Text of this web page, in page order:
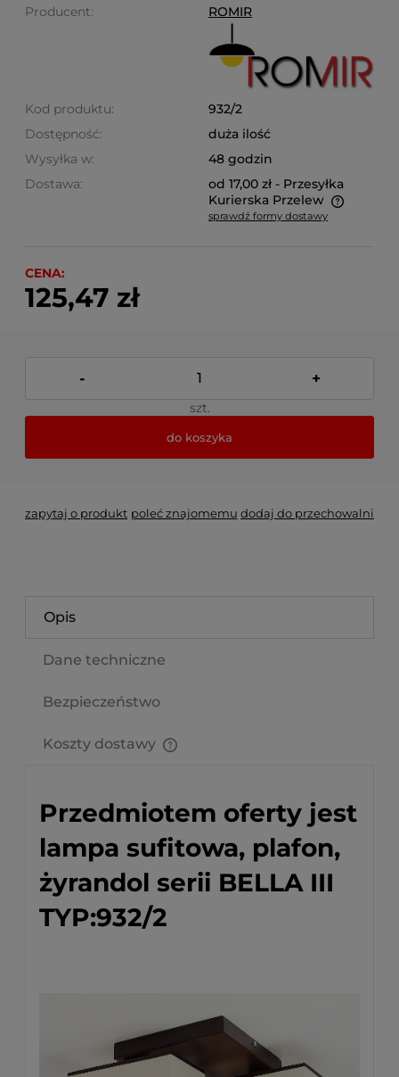
Producent: ROMIR
Kod produktu:
932/2
Dostępność:
duża ilość
Wysyłka w:
48 godzin
Dostawa:
od 17,00 zł - Przesyłka
Kurierska Przelew
Cena nie zawiera ewentualnych kosztów płatności
sprawdź formy dostawy
CENA:
125,47 zł
- +
szt.
do koszyka
zapytaj o produkt poleć znajomemu dodaj do przechowalni
Opis
Dane techniczne
Bezpieczeństwo
Koszty dostawy
Przedmiotem oferty jest
lampa sufitowa, plafon,
żyrandol serii BELLA III
TYP:932/2